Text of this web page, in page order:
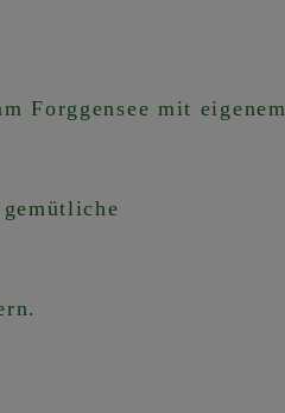
Forggensee mit eigenem